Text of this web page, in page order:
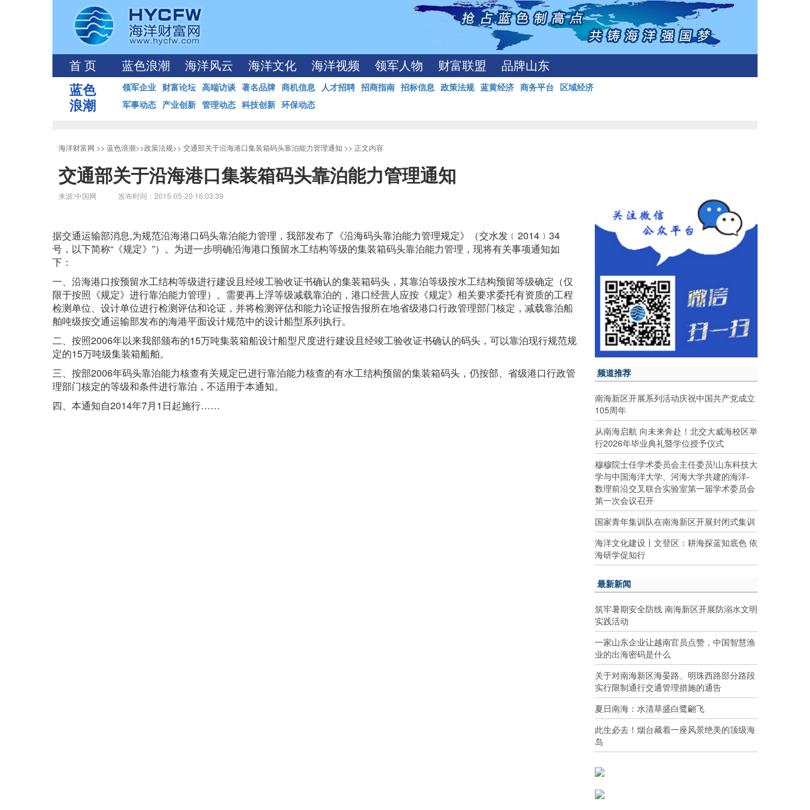
首 页 蓝色浪潮 海洋风云 海洋文化 海洋视频 领军人物 财富联盟 品牌山东
蓝色
浪潮
领军企业 财富论坛 高端访谈 著名品牌 商机信息 人才招聘 招商指南 招标信息 政策法规 蓝黄经济 商务平台 区域经济
军事动态 产业创新 管理动态 科技创新 环保动态
海洋财富网 >> 蓝色浪潮>>政策法规>> 交通部关于沿海港口集装箱码头靠泊能力管理通知 >> 正文内容
交通部关于沿海港口集装箱码头靠泊能力管理通知
来源:中国网 发布时间：2015-05-20 16:03:39
据交通运输部消息,为规范沿海港口码头靠泊能力管理，我部发布了《沿海码头靠泊能力管理规定》（交水发﹝2014﹞34
号，以下简称“《规定》”）。为进一步明确沿海港口预留水工结构等级的集装箱码头靠泊能力管理，现将有关事项通知如
下：
一、沿海港口按预留水工结构等级进行建设且经竣工验收证书确认的集装箱码头，其靠泊等级按水工结构预留等级确定（仅
限于按照《规定》进行靠泊能力管理）。需要再上浮等级减载靠泊的，港口经营人应按《规定》相关要求委托有资质的工程
检测单位、设计单位进行检测评估和论证，并将检测评估和能力论证报告报所在地省级港口行政管理部门核定，减载靠泊船
舶吨级按交通运输部发布的海港平面设计规范中的设计船型系列执行。
二、按照2006年以来我部颁布的15万吨集装箱船设计船型尺度进行建设且经竣工验收证书确认的码头，可以靠泊现行规范规
定的15万吨级集装箱船舶。
三、按部2006年码头靠泊能力核查有关规定已进行靠泊能力核查的有水工结构预留的集装箱码头，仍按部、省级港口行政管
理部门核定的等级和条件进行靠泊，不适用于本通知。
四、本通知自2014年7月1日起施行……
频道推荐
南海新区开展系列活动庆祝中国共产党成立
105周年
从南海启航 向未来奔赴！北交大威海校区举
行2026年毕业典礼暨学位授予仪式
穆穆院士任学术委员会主任委员!山东科技大
学与中国海洋大学、河海大学共建的海洋-
数理前沿交叉联合实验室第一届学术委员会
第一次会议召开
国家青年集训队在南海新区开展封闭式集训
海洋文化建设丨文登区：耕海探蓝知底色 依
海研学促知行
最新新闻
筑牢暑期安全防线 南海新区开展防溺水文明
实践活动
一家山东企业让越南官员点赞，中国智慧渔
业的出海密码是什么
关于对南海新区海晏路、明珠西路部分路段
实行限制通行交通管理措施的通告
夏日南海：水清草盛白鹭翩飞
此生必去！烟台藏着一座风景绝美的顶级海
岛